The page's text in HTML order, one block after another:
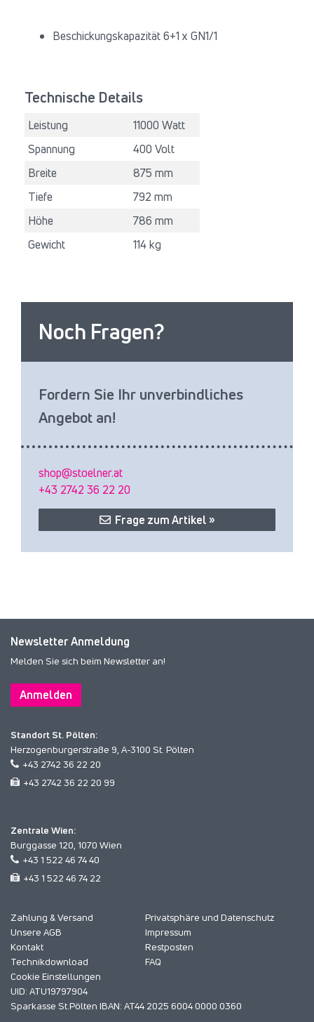
Beschickungskapazität 6+1 x GN1/1
Technische Details
Leistung
11000 Watt
Spannung
400 Volt
Breite
875 mm
Tiefe
792 mm
Höhe
786 mm
Gewicht
114 kg
Noch Fragen?
Fordern Sie Ihr unverbindliches
Angebot an!
shop@stoelner.at
+43 2742 36 22 20
Frage zum Artikel »
Newsletter Anmeldung
Melden Sie sich beim Newsletter an!
Anmelden
Standort St. Pölten:
Herzogenburgerstraße 9, A-3100 St. Pölten
+43 2742 36 22 20
+43 2742 36 22 20 99
Zentrale Wien:
Burggasse 120, 1070 Wien
+43 1 522 46 74 40
+43 1 522 46 74 22
Zahlung & Versand
Privatsphäre und Datenschutz
Unsere AGB
Impressum
Kontakt
Restposten
Technikdownload
FAQ
Cookie Einstellungen
UID: ATU19797904
Sparkasse St.Pölten IBAN: AT44 2025 6004 0000 0360